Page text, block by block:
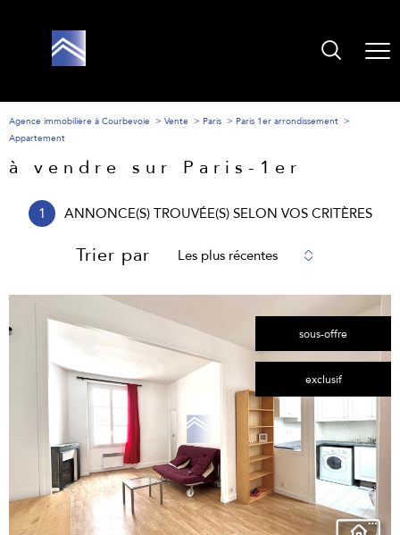
Agence immobilière à Courbevoie Vente Paris
Paris 1er arrondissement
Appartement
à vendre sur Paris-1er
1 ANNONCE(S) TROUVÉE(S) SELON VOS CRITÈRES
Trier par Les plus récentes
sous-offre
exclusif
voir le
bien